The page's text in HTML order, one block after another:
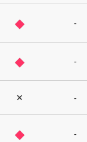
◆ -
◆ -
✕ -
◆ -